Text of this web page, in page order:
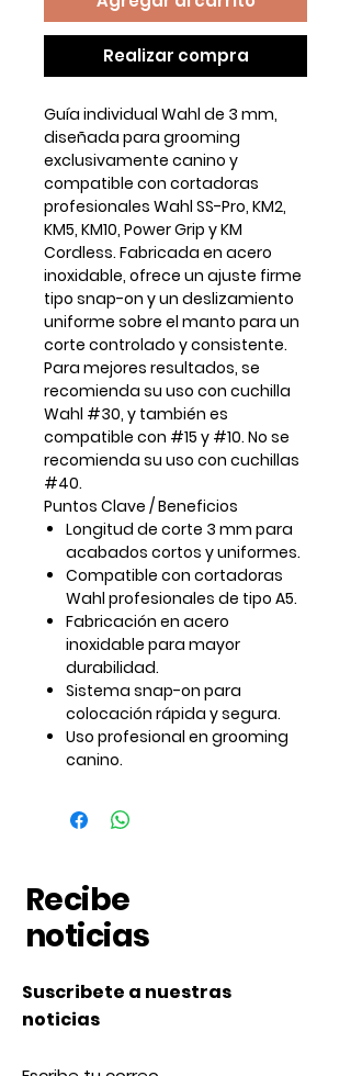
Realizar compra
Guía individual Wahl de 3 mm,
diseñada para grooming
exclusivamente canino y
compatible con cortadoras
profesionales Wahl SS-Pro, KM2,
KM5, KM10, Power Grip y KM
Cordless. Fabricada en acero
inoxidable, ofrece un ajuste firme
tipo snap-on y un deslizamiento
uniforme sobre el manto para un
corte controlado y consistente.
Para mejores resultados, se
recomienda su uso con cuchilla
Wahl #30, y también es
compatible con #15 y #10. No se
recomienda su uso con cuchillas
#40.
Puntos Clave / Beneficios
Longitud de corte 3 mm para
acabados cortos y uniformes.
Compatible con cortadoras
Wahl profesionales de tipo A5.
Fabricación en acero
inoxidable para mayor
durabilidad.
Sistema snap-on para
colocación rápida y segura.
Uso profesional en grooming
canino.
Recibe
noticias
Suscribete a nuestras
noticias